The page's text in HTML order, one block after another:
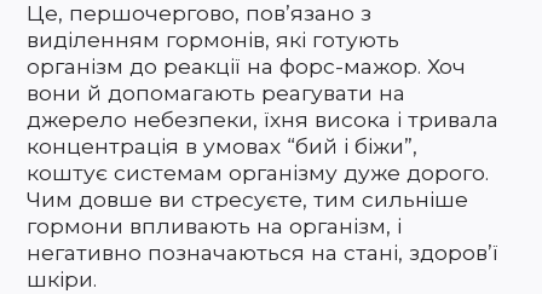
Це, першочергово, пов’язано з
виділенням гормонів, які готують
організм до реакції на форс-мажор. Хоч
вони й допомагають реагувати на
джерело небезпеки, їхня висока і тривала
концентрація в умовах “бий і біжи”,
коштує системам організму дуже дорого.
Чим довше ви стресуєте, тим сильніше
гормони впливають на організм, і
негативно позначаються на стані, здоров’ї
шкіри.